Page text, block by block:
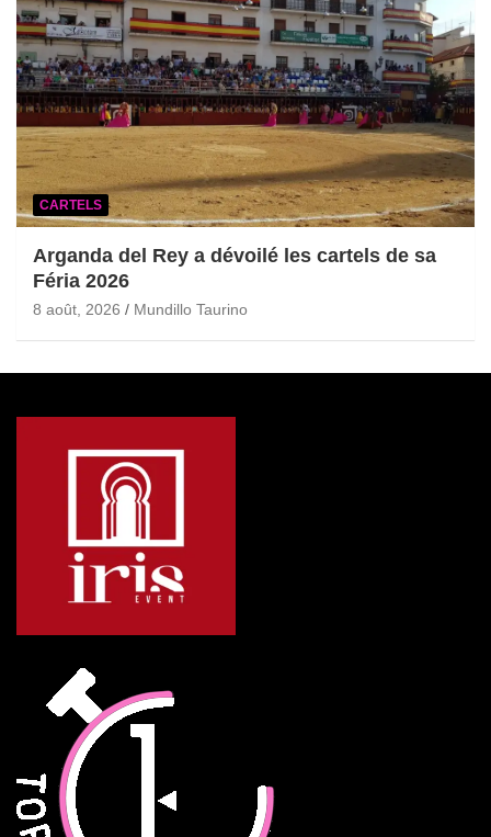
CARTELS
Arganda del Rey a dévoilé les cartels de sa
Féria 2026
8 août, 2026 Mundillo Taurino